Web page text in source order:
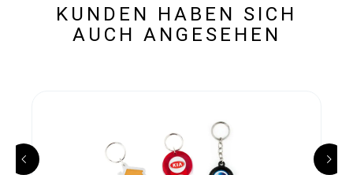
KUNDEN HABEN SICH
AUCH ANGESEHEN